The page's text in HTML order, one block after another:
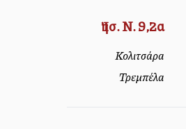
Ἰησ. Ν. 9,2α
Κολιτσάρα
Τρεμπέλα